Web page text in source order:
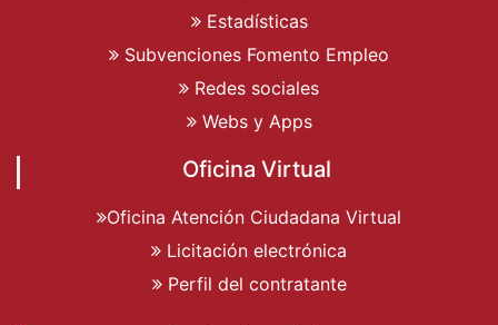
Estadísticas
Subvenciones Fomento Empleo
Redes sociales
Webs y Apps
Oficina Virtual
Oficina Atención Ciudadana Virtual
Licitación electrónica
Perfil del contratante